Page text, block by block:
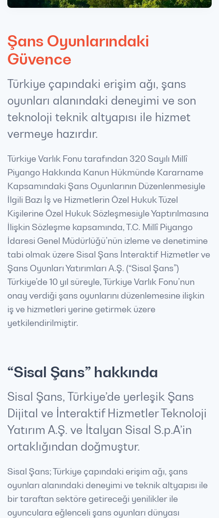
Şans Oyunlarındaki
Güvence
Türkiye çapındaki erişim ağı, şans
oyunları alanındaki deneyimi ve son
teknoloji teknik altyapısı ile hizmet
vermeye hazırdır.
Türkiye Varlık Fonu tarafından 320 Sayılı Millî
Piyango Hakkında Kanun Hükmünde Kararname
Kapsamındaki Şans Oyunlarının Düzenlenmesiyle
İlgili Bazı İş ve Hizmetlerin Özel Hukuk Tüzel
Kişilerine Özel Hukuk Sözleşmesiyle Yaptırılmasına
İlişkin Sözleşme kapsamında, T.C. Millî Piyango
İdaresi Genel Müdürlüğü’nün izleme ve denetimine
tabi olmak üzere Sisal Şans İnteraktif Hizmetler ve
Şans Oyunları Yatırımları A.Ş. (“Sisal Şans”)
Türkiye’de 10 yıl süreyle, Türkiye Varlık Fonu’nun
onay verdiği şans oyunlarını düzenlemesine ilişkin
iş ve hizmetleri yerine getirmek üzere
yetkilendirilmiştir.
“Sisal Şans” hakkında
Sisal Şans, Türkiye’de yerleşik Şans
Dijital ve İnteraktif Hizmetler Teknoloji
Yatırım A.Ş. ve İtalyan Sisal S.p.A’in
ortaklığından doğmuştur.
Sisal Şans; Türkiye çapındaki erişim ağı, şans
oyunları alanındaki deneyimi ve teknik altyapısı ile
bir taraftan sektöre getireceği yenilikler ile
oyunculara eğlenceli şans oyunları dünyası